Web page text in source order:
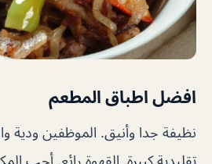
افضل اطباق المطعم
نظيفة جدا وأنيق. الموظفين ودية
تقليدية كبيرة. القهوة رائع. أحب